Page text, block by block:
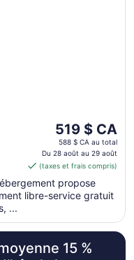
Le
prix
est
de 519 $ CA
par
nuit
août
au 29
août
519 $ CA
588 $ CA au total
Du 28 août au 29 août
(taxes et frais compris)
propose
libre-service gratuit
...
15 %